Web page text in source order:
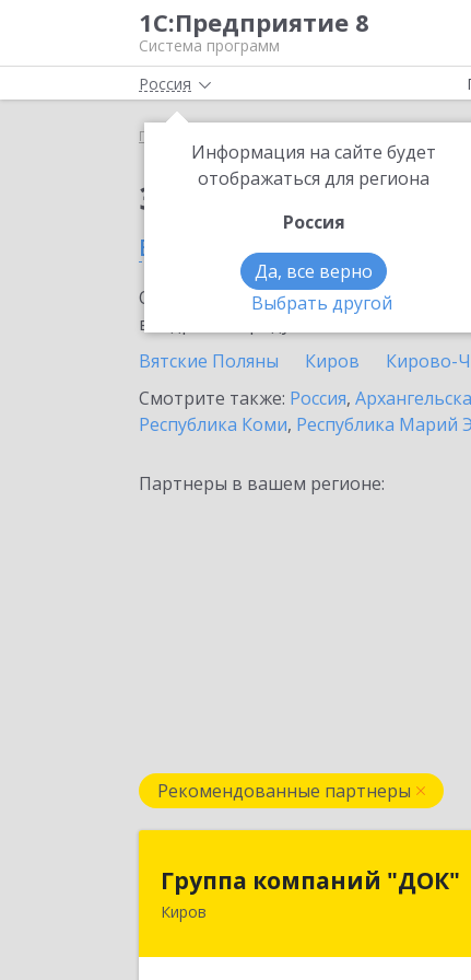
1С:Предприятие 8
Система программ
Россия
Информация на сайте будет
отображаться для региона
Россия
Да, все верно
Выбрать другой
Главная 1С-ОФД в
Заказать 1С-ОФД
в Кировской области
Ознакомьтесь с информационными
внедрение продукта.
Вятские Поляны
Киров Кирово-
Смотрите также: Россия,
Республика Коми, Республика Марий
Партнеры в вашем регионе:
Рекомендованные партнеры
Группа компаний "ДОК"
Киров
Группа компаний